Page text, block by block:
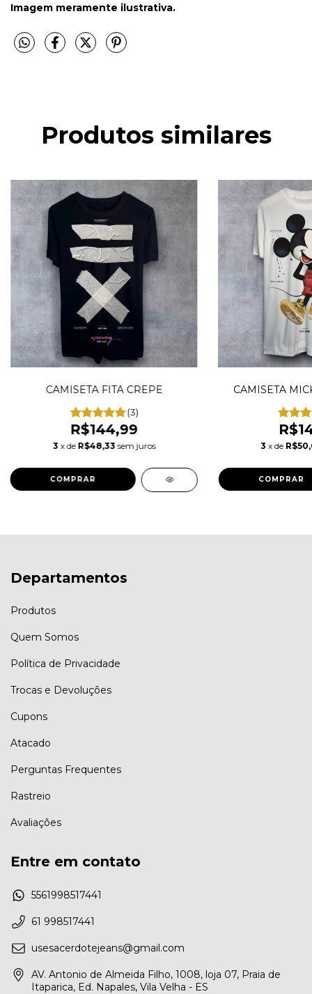
Imagem meramente ilustrativa.
Produtos similares
CAMISETA FITA CREPE
(3)
R$144,99
3 x de R$48,33 sem juros
COMPRAR
CAMISETA
3 x de
COMPRAR
Departamentos
Produtos
Quem Somos
Política de Privacidade
Trocas e Devoluções
Cupons
Atacado
Perguntas Frequentes
Rastreio
Avaliações
Entre em contato
5561998517441
61 998517441
usesacerdotejeans@gmail.com
AV. Antonio de Almeida Filho, 1008, loja 07, Praia de
Itaparica, Ed. Napales, Vila Velha - ES